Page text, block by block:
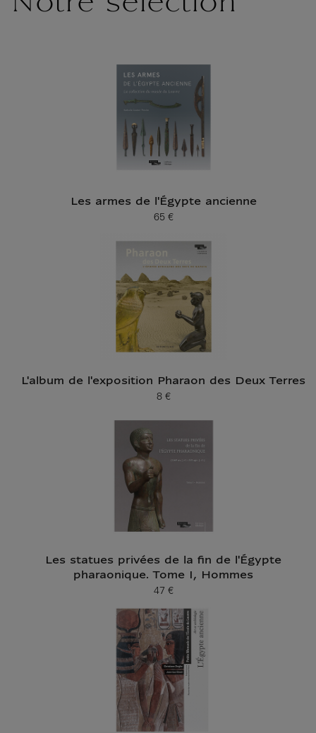
Les armes de l'Égypte ancienne
Prix ​​actuel
65 €
L'album de l'exposition Pharaon des Deux Terres
Prix ​​actuel
8 €
Les statues privées de la fin de l'Égypte
pharaonique. Tome I, Hommes
Prix ​​actuel
47 €